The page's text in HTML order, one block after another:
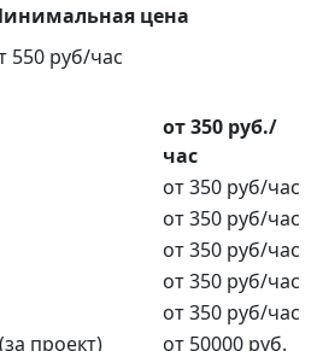
цена
550 руб/час
от 350 руб./
час
от 350 руб/час
от 350 руб/час
от 350 руб/час
от 350 руб/час
от 350 руб/час
проект)
от 50000 руб.